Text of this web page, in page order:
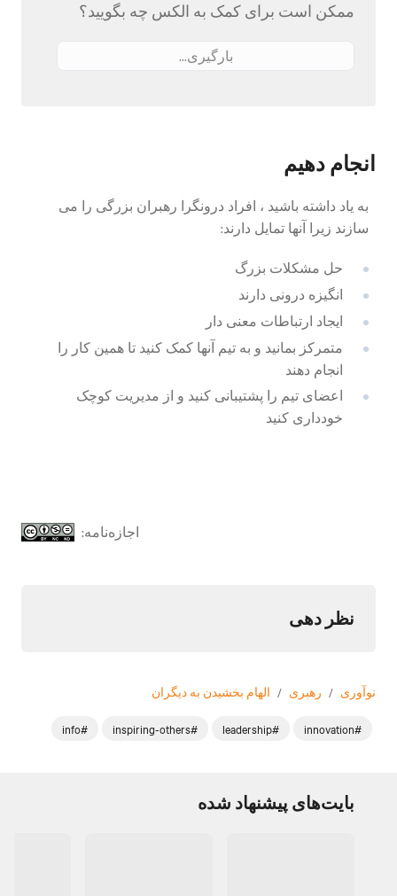
ممکن است برای کمک به الکس چه بگویید؟
بارگیری...
انجام دهیم
به یاد داشته باشید ، افراد درونگرا رهبران بزرگی را می
سازند زیرا آنها تمایل دارند:
حل مشکلات بزرگ
انگیزه درونی دارند
ایجاد ارتباطات معنی دار
متمرکز بمانید و به تیم آنها کمک کنید تا همین کار را
انجام دهند
اعضای تیم را پشتیبانی کنید و از مدیریت کوچک
خودداری کنید
اجازه‌نامه:
نظر دهی
نوآوری / رهبری / الهام بخشیدن به دیگران
#innovation
#leadership
#inspiring-others
#info
بایت‌های پیشنهاد شده